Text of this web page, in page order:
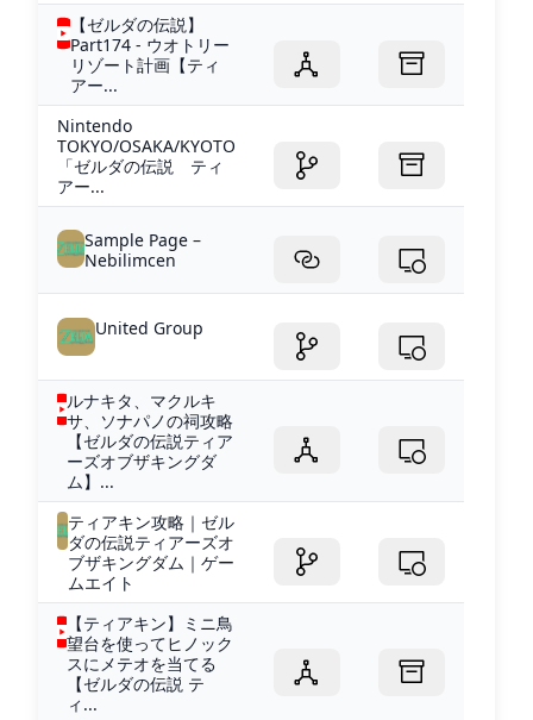
【ゼルダの伝説】
Part174 - ウオトリー
リゾート計画【ティ
アー...
Nintendo
TOKYO/OSAKA/KYOTO
「ゼルダの伝説 ティ
アー...
Sample Page –
Nebilimcen
United Group
ルナキタ、マクルキ
サ、ソナパノの祠攻略
【ゼルダの伝説ティア
ーズオブザキングダ
ム】...
ティアキン攻略｜ゼル
ダの伝説ティアーズオ
ブザキングダム｜ゲー
ムエイト
【ティアキン】ミニ鳥
望台を使ってヒノック
スにメテオを当てる
【ゼルダの伝説 テ
ィ...